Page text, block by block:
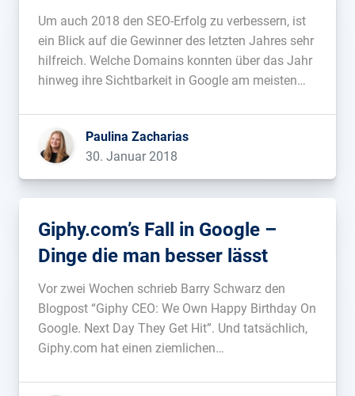
Schweiz
Um auch 2018 den SEO-Erfolg zu verbessern, ist
ein Blick auf die Gewinner des letzten Jahres sehr
hilfreich. Welche Domains konnten über das Jahr
hinweg ihre Sichtbarkeit in Google am meisten
Paulina Zacharias
30. Januar 2018
Giphy.com’s Fall in Google –
Dinge die man besser lässt
Vor zwei Wochen schrieb Barry Schwarz den
Blogpost “Giphy CEO: We Own Happy Birthday On
Google. Next Day They Get Hit”. Und tatsächlich,
Giphy.com hat einen ziemlichen
Sichtbarkeit im Vereinten Königreich, 84% in den